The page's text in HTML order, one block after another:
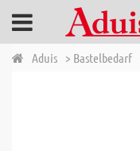
Aduis > Bastelbedarf